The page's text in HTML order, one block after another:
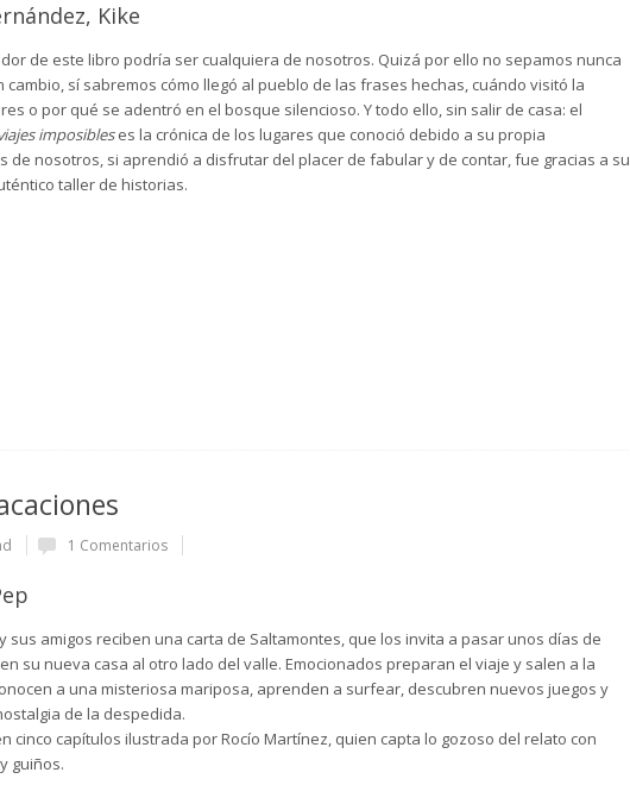
Kike
de este libro podría ser cualquiera de nosotros. Quizá por ello no sepamos nunca
cambio, sí sabremos cómo llegó al pueblo de las frases hechas, cuándo visitó la
o por qué se adentró en el bosque silencioso. Y todo ello, sin salir de casa: el
imposibleses la crónica de los lugares que conoció debido a su propia
de nosotros, si aprendió a disfrutar del placer de fabular y de contar, fue gracias a su
taller de historias.
1 Comentarios
sus amigos reciben una carta de Saltamontes, que los invita a pasar unos días de
su nueva casa al otro lado del valle. Emocionados preparan el viaje y salen a la
a una misteriosa mariposa, aprenden a surfear, descubren nuevos juegos y
de la despedida.
cinco capítulos ilustrada por Rocío Martínez, quien capta lo gozoso del relato con
guiños.